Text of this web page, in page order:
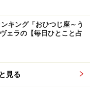
キング「おひつじ座～う
ェラの【毎日ひとこと占
見る